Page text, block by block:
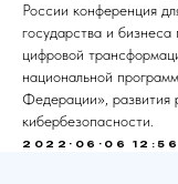
России конференция
государства и
цифровой
национальной
Федерации», развития
кибербезопасности.
2022-06-06 12:56